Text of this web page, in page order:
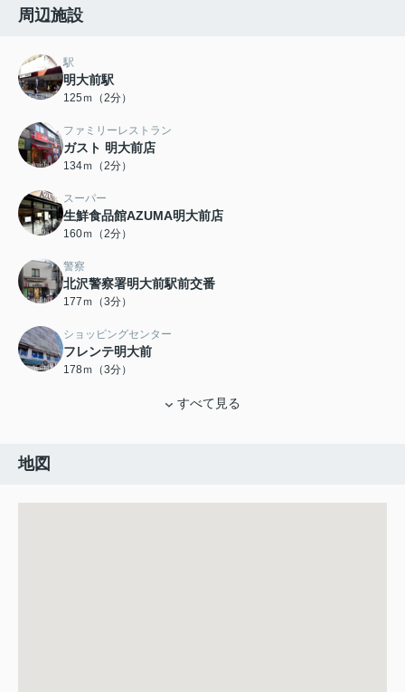
周辺施設
駅
明大前駅
125ｍ（2分）
ファミリーレストラン
ガスト 明大前店
134ｍ（2分）
スーパー
生鮮食品館AZUMA明大前店
160ｍ（2分）
警察
北沢警察署明大前駅前交番
177ｍ（3分）
ショッピングセンター
フレンテ明大前
178ｍ（3分）
すべて見る
地図